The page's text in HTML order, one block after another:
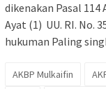
dikenakan Pasal 114
Ayat (1) UU. RI. No.
hukuman Paling
AKBP Mulkaifin